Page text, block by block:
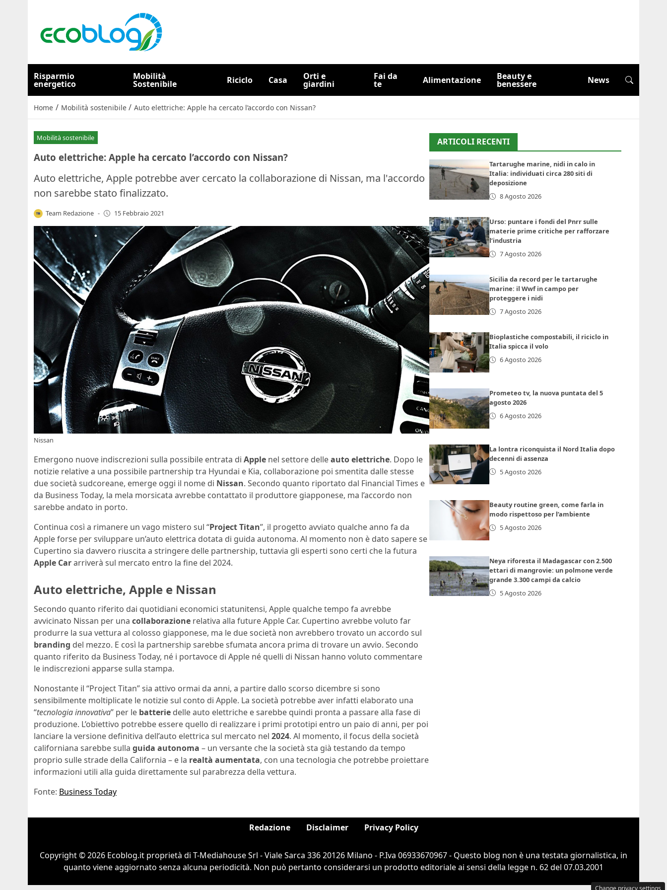
Risparmio
energetico
Mobilità
Sostenibile Riciclo Casa Orti e
giardini
Fai da
te Alimentazione Beauty e
benessere News
Home / Mobilità sostenibile / Auto elettriche: Apple ha cercato l’accordo con Nissan?
Mobilità sostenibile
Auto elettriche: Apple ha cercato l’accordo con Nissan?
Auto elettriche, Apple potrebbe aver cercato la collaborazione di Nissan, ma l'accordo
non sarebbe stato finalizzato.
Team Redazione - 15 Febbraio 2021
Nissan
Emergono nuove indiscrezioni sulla possibile entrata di Apple nel settore delleauto elettriche. Dopo le
notizie relative a una possibile partnership tra Hyundai e Kia, collaborazione poi smentita dalle stesse
due società sudcoreane, emerge oggi il nome di Nissan. Secondo quanto riportato dal Financial Times e
da Business Today, la mela morsicata avrebbe contattato il produttore giapponese, ma l’accordo non
sarebbe andato in porto.
Continua così a rimanere un vago mistero sul “Project Titan”, il progetto avviato qualche anno fa da
Apple forse per sviluppare un’auto elettrica dotata di guida autonoma. Al momento non è dato sapere se
Cupertino sia davvero riuscita a stringere delle partnership, tuttavia gli esperti sono certi che la futura
Apple Cararriverà sul mercato entro la fine del 2024.
Auto elettriche, Apple e Nissan
Secondo quanto riferito dai quotidiani economici statunitensi, Apple qualche tempo fa avrebbe
avvicinato Nissan per una collaborazione relativa alla future Apple Car. Cupertino avrebbe voluto far
produrre la sua vettura al colosso giapponese, ma le due società non avrebbero trovato un accordo sul
branding del mezzo. E così la partnership sarebbe sfumata ancora prima di trovare un avvio. Secondo
quanto riferito da Business Today, né i portavoce di Apple né quelli di Nissan hanno voluto commentare
le indiscrezioni apparse sulla stampa.
Nonostante il “Project Titan” sia attivo ormai da anni, a partire dallo scorso dicembre si sono
sensibilmente moltiplicate le notizie sul conto di Apple. La società potrebbe aver infatti elaborato una
“tecnologia innovativa” per le batterie delle auto elettriche e sarebbe quindi pronta a passare alla fase di
produzione. L’obiettivo potrebbe essere quello di realizzare i primi prototipi entro un paio di anni, per poi
lanciare la versione definitiva dell’auto elettrica sul mercato nel 2024. Al momento, il focus della società
californiana sarebbe sulla guida autonoma – un versante che la società sta già testando da tempo
proprio sulle strade della California – e la realtà aumentata, con una tecnologia che potrebbe proiettare
informazioni utili alla guida direttamente sul parabrezza della vettura.
Fonte: Business Today
ARTICOLI RECENTI
Tartarughe marine, nidi in calo in
Italia: individuati circa 280 siti di
deposizione
8 Agosto 2026
Urso: puntare i fondi del Pnrr sulle
materie prime critiche per rafforzare
l’industria
7 Agosto 2026
Sicilia da record per le tartarughe
marine: il Wwf in campo per
proteggere i nidi
7 Agosto 2026
Bioplastiche compostabili, il riciclo in
Italia spicca il volo
6 Agosto 2026
Prometeo tv, la nuova puntata del 5
agosto 2026
6 Agosto 2026
La lontra riconquista il Nord Italia dopo
decenni di assenza
5 Agosto 2026
Beauty routine green, come farla in
modo rispettoso per l’ambiente
5 Agosto 2026
Neya riforesta il Madagascar con 2.500
ettari di mangrovie: un polmone verde
grande 3.300 campi da calcio
5 Agosto 2026
Redazione Disclaimer Privacy Policy
Copyright © 2026 Ecoblog.it proprietà di T-Mediahouse Srl - Viale Sarca 336 20126 Milano - P.Iva 06933670967 - Questo blog non è una testata giornalistica, in
quanto viene aggiornato senza alcuna periodicità. Non può pertanto considerarsi un prodotto editoriale ai sensi della legge n. 62 del 07.03.2001
Change privacy settings